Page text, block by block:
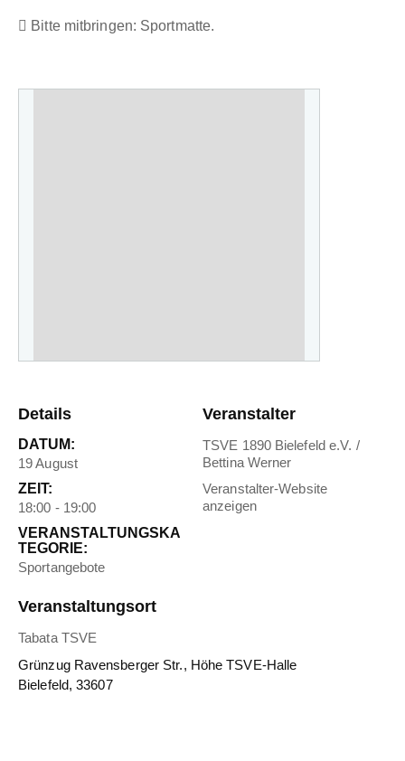
Bitte mitbringen: Sportmatte.
Details
DATUM:
19 August
ZEIT:
18:00 - 19:00
VERANSTALTUNGSKA
TEGORIE:
Sportangebote
Veranstaltungsort
Tabata TSVE
Grünzug Ravensberger Str., Höhe TSVE-Halle
Bielefeld, 33607
Veranstalter
TSVE 1890 Bielefeld e.V. /
Bettina Werner
Veranstalter-Website
anzeigen